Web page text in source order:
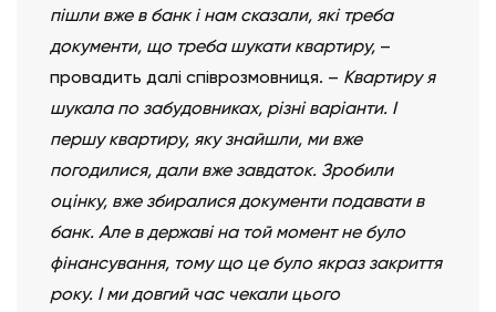
пішли вже в банк і нам сказали, які треба
документи, що треба шукати квартиру, –
провадить далі співрозмовниця. – Квартиру я
шукала по забудовниках, різні варіанти. І
першу квартиру, яку знайшли, ми вже
погодилися, дали вже завдаток. Зробили
оцінку, вже збиралися документи подавати в
банк. Але в державі на той момент не було
фінансування, тому що це було якраз закриття
року. І ми довгий час чекали цього